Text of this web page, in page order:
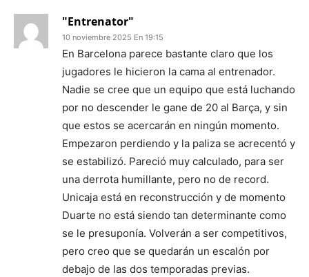
"Entrenator"
10 noviembre 2025 En 19:15
En Barcelona parece bastante claro que los
jugadores le hicieron la cama al entrenador.
Nadie se cree que un equipo que está luchando
por no descender le gane de 20 al Barça, y sin
que estos se acercarán en ningún momento.
Empezaron perdiendo y la paliza se acrecentó y
se estabilizó. Pareció muy calculado, para ser
una derrota humillante, pero no de record.
Unicaja está en reconstrucción y de momento
Duarte no está siendo tan determinante como
se le presuponía. Volverán a ser competitivos,
pero creo que se quedarán un escalón por
debajo de las dos temporadas previas.